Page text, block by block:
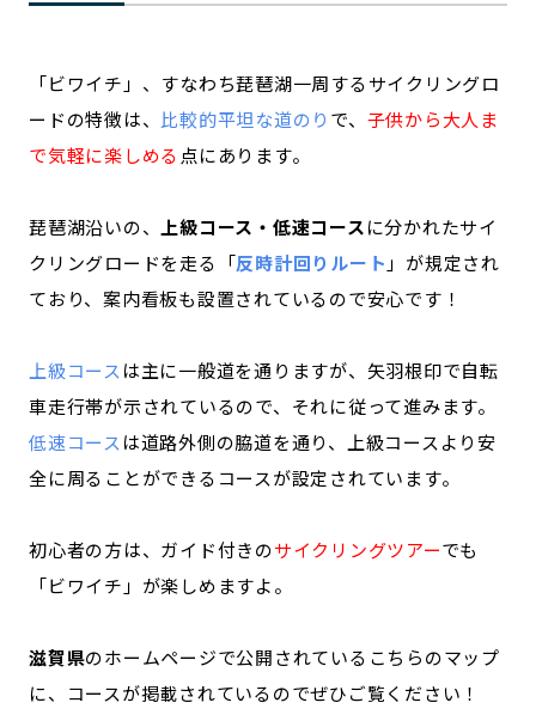
「ビワイチ」、すなわち琵琶湖一周するサイクリングロ
ードの特徴は、 比較的平坦な道のり で、 子供から大人ま
で気軽に楽しめる 点にあります。
琵琶湖沿いの、 上級コース・低速コースに分かれたサイ
クリングロードを走る「反時計回りルート 」が規定され
ており、案内看板も設置されているので安心です！
上級コース は主に一般道を通りますが、矢羽根印で自転
車走行帯が示されているので、それに従って進みます。
低速コース は道路外側の脇道を通り、上級コースより安
全に周ることができるコースが設定されています。
初心者の方は、ガイド付きのサイクリングツアーでも
「ビワイチ」が楽しめますよ。
滋賀県のホームページで公開されているこちらのマップ
に、コースが掲載されているのでぜひご覧ください！